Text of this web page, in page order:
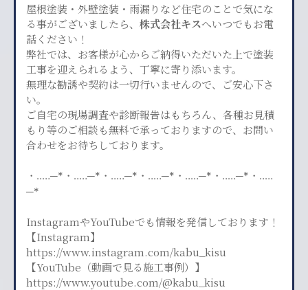
屋根塗装・外壁塗装・雨漏りなど住宅のことで気にな
る事がございましたら、 株式会社キスへいつでもお電
話ください！
弊社では、お客様が心からご納得いただいた上で塗装
工事を迎えられるよう、丁寧に寄り添います。
無理な勧誘や契約は一切行いませんので、ご安心下さ
い。
ご自宅の現場調査や診断報告はもちろん、各種お見積
もり等のご相談も無料で承っておりますので、お問い
合わせをお待ちしております。
・‥…─*・‥…─*・‥…─*・‥…─*・‥…─*・‥…─*・‥…
─*
InstagramやYouTubeでも情報を発信しております！
【Instagram】
https://www.instagram.com/kabu_kisu
【YouTube（動画で見る施工事例）】
https://www.youtube.com/@kabu_kisu